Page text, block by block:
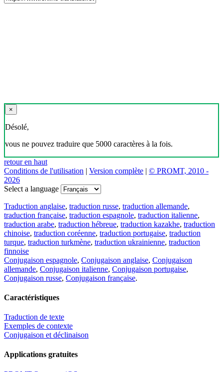
×
Désolé,
vous ne pouvez traduire que 5000 caractères à la fois.
retour en haut
Conditions de l'utilisation | Version complète | © PROMT, 2010 -
2026
Select a language
Traduction anglaise, traduction russe, traduction allemande,
traduction française, traduction espagnole, traduction italienne,
traduction arabe, traduction hébreue, traduction kazakhe, traduction
chinoise, traduction coréenne, traduction portugaise, traduction
turque, traduction turkmène, traduction ukrainienne, traduction
finnoise
Conjugaison espagnole, Conjugaison anglaise, Conjugaison
allemande, Conjugaison italienne, Conjugaison portugaise,
Conjugaison russe, Conjugaison française.
Caractéristiques
Traduction de texte
Exemples de contexte
Conjugaison et déclinaison
Applications gratuites